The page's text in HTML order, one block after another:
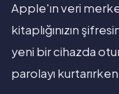
Apple'ın veri
kitaplığınızın
yeni bir cihazda
parolayı